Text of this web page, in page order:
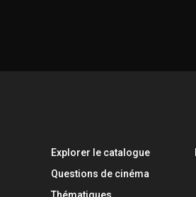
Explorer le catalogue
Questions de cinéma